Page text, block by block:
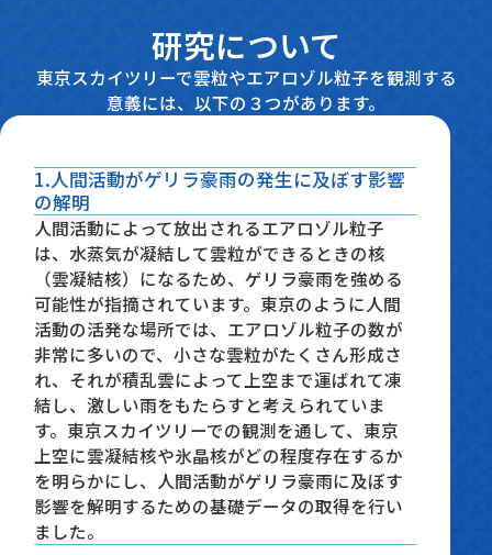
研究について
東京スカイツリーで雲粒やエアロゾル粒子を観測する
意義には、以下の３つがあります。
1.人間活動がゲリラ豪雨の発生に及ぼす影響
の解明
人間活動によって放出されるエアロゾル粒子
は、水蒸気が凝結して雲粒ができるときの核
（雲凝結核）になるため、ゲリラ豪雨を強める
可能性が指摘されています。東京のように人間
活動の活発な場所では、エアロゾル粒子の数が
非常に多いので、小さな雲粒がたくさん形成さ
れ、それが積乱雲によって上空まで運ばれて凍
結し、激しい雨をもたらすと考えられていま
す。東京スカイツリーでの観測を通して、東京
上空に雲凝結核や氷晶核がどの程度存在するか
を明らかにし、人間活動がゲリラ豪雨に及ぼす
影響を解明するための基礎データの取得を行い
ました。